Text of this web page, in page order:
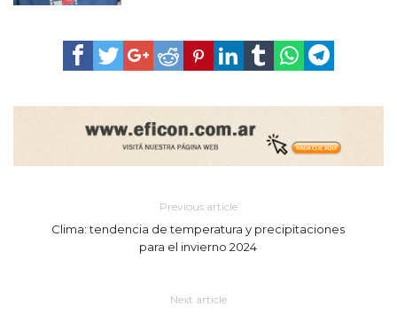
Previous article
Clima: tendencia de temperatura y precipitaciones
para el invierno 2024
Next article